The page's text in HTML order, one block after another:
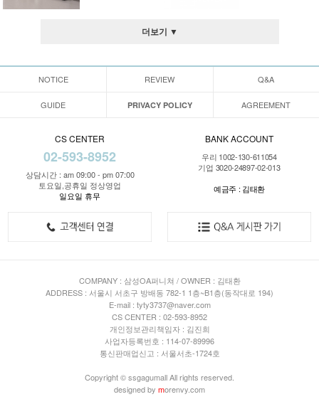
더보기 ▼
NOTICE REVIEW Q&A
GUIDE PRIVACY POLICY AGREEMENT
CS CENTER
02-593-8952
상담시간 : am 09:00 - pm 07:00
토요일,공휴일 정상영업
일요일 휴무
BANK ACCOUNT
우리 1002-130-611054
기업 3020-24897-02-013
예금주 : 김태환
COMPANY : 삼성OA퍼니쳐 / OWNER : 김태환
ADDRESS : 서울시 서초구 방배동 782-1 1층~B1층(동작대로 194)
E-mail : tyty3737@naver.com
CS CENTER : 02-593-8952
개인정보관리책임자 : 김진희
사업자등록번호 : 114-07-89996
통신판매업신고 : 서울서초-1724호
Copyright © ssgagumall All rights reserved.
designed by morenvy.com